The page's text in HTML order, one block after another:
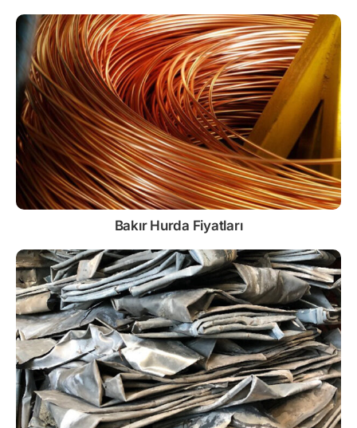
Bakır Hurda Fiyatları